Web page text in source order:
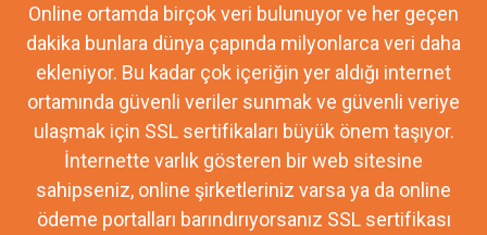
Online ortamda birçok veri bulunuyor ve her geçen
dakika bunlara dünya çapında milyonlarca veri daha
ekleniyor. Bu kadar çok içeriğin yer aldığı internet
ortamında güvenli veriler sunmak ve güvenli veriye
ulaşmak için SSL sertifikaları büyük önem taşıyor.
İnternette varlık gösteren bir web sitesine
sahipseniz, online şirketleriniz varsa ya da online
ödeme portalları barındırıyorsanız SSL sertifikası